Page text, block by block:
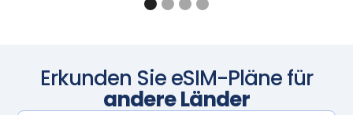
Erkunden Sie eSIM-Pläne für
andere Länder